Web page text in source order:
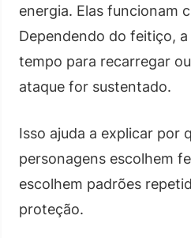
energia. Elas funcionam
Dependendo do feitiço,
tempo para recarregar
ataque for sustentado.
Isso ajuda a explicar por
personagens escolhem
escolhem padrões
proteção.